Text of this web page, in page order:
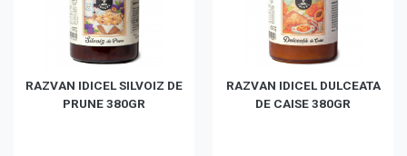
RAZVAN IDICEL SILVOIZ DE
PRUNE 380GR
RAZVAN IDICEL DULCEATA
DE CAISE 380GR